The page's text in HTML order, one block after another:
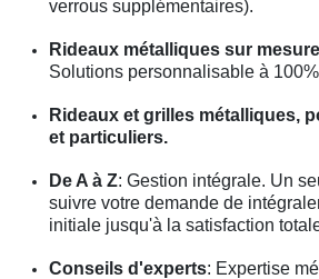
verrous supplémentaires).
Rideaux métalliques sur
Solutions personnalisable à 100%
Rideaux et grilles métalliques,
et particuliers.
De A à Z: Gestion intégrale. Un
suivre votre demande de
initiale jusqu'à la satisfaction
Conseils d'experts: Expertise